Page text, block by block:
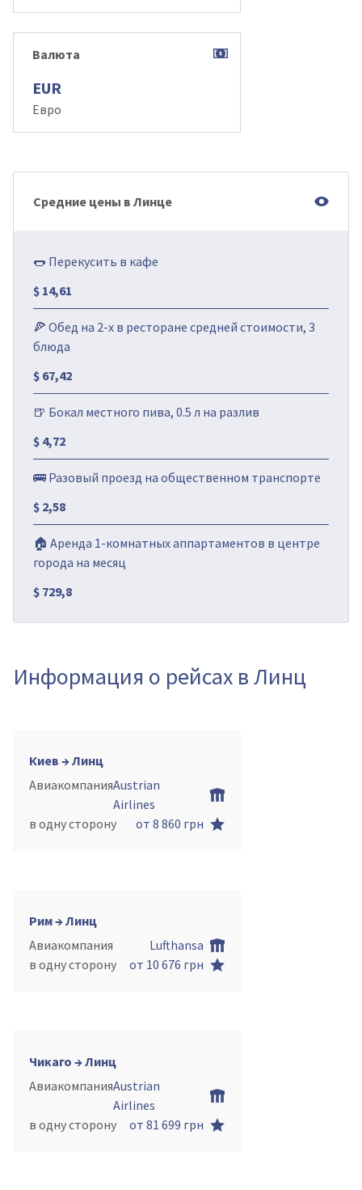
Валюта
EUR
Евро
Средние цены в Линце
🌭 Перекусить в кафе
$ 14,61
🍕 Обед на 2-х в ресторане средней стоимости, 3
блюда
$ 67,42
🍺 Бокал местного пива, 0.5 л на разлив
$ 4,72
🚌 Разовый проезд на общественном транспорте
$ 2,58
🏠 Аренда 1-комнатных аппартаментов в центре
города на месяц
$ 729,8
Информация о рейсах в Линц
Киев → Линц
АвиакомпанияAustrian
Airlines
в одну сторону
от 8 860 грн
Рим → Линц
Авиакомпания
Lufthansa
в одну сторону
от 10 676 грн
Чикаго → Линц
АвиакомпанияAustrian
Airlines
в одну сторону
от 81 699 грн